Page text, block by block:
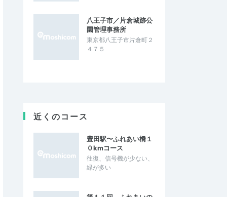
八王子市／片倉城跡公
園管理事務所
東京都八王子市片倉町２
４７５
近くのコース
豊田駅〜ふれあい橋１
０kmコース
往復、信号機が少ない、
緑が多い